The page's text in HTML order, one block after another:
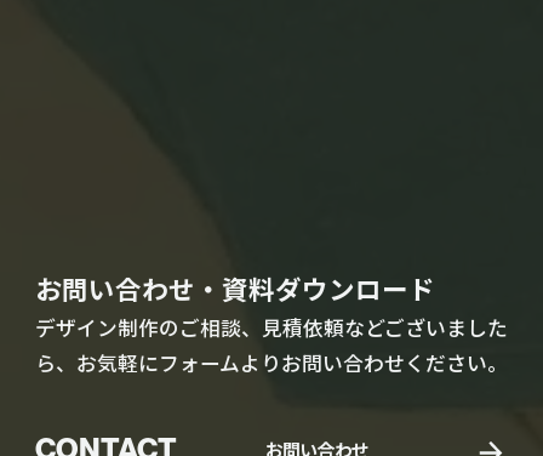
お問い合わせ・資料ダウンロード
デザイン制作のご相談、見積依頼などございました
ら、お気軽にフォームよりお問い合わせください。
お問い合わせ